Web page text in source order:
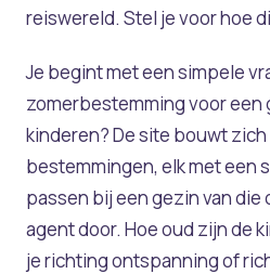
reiswereld. Stel je voor hoe
Je begint met een simpele
zomerbestemming voor een
kinderen? De site bouwt
bestemmingen, elk met een
passen bij een gezin van die
agent door. Hoe oud zijn de
je richting ontspanning of